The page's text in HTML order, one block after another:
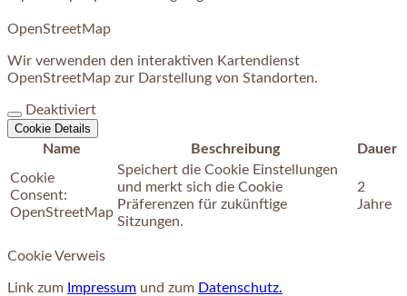
OpenStreetMap
Wir verwenden den interaktiven Kartendienst
OpenStreetMap zur Darstellung von Standorten.
Deaktiviert
Cookie Details
Name Beschreibung
Dauer
Cookie
Consent:
OpenStreetMap
Speichert die Cookie Einstellungen
und merkt sich die Cookie
Präferenzen für zukünftige
Sitzungen.
2
Jahre
Cookie Verweis
Link zum Impressum und zum Datenschutz.